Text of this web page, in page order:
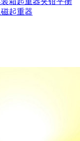
起重器